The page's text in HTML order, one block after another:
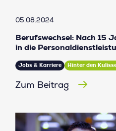
05.08.2024
Berufswechsel: Nach 15
in die
Jobs & Karriere Hinter den
Zum Beitrag